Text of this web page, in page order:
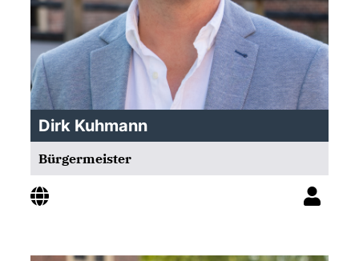
Dirk Kuhmann
Bürgermeister